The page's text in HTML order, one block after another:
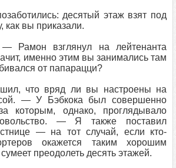
десятый этаж взят под
как вы приказали.
Рамон взглянул на лейтенанта
именно этим вы занимались там
от папарацци?
что вряд ли вы настроены на
— У Бэбкока был совершенно
которым, однако, проглядывало
— Я также поставил
— на тот случай, если кто-
окажется таким хорошим
преодолеть десять этажей.